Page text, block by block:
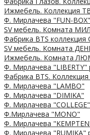
Ижмебель. Коллекция
Ф. Мирлачева "FUN-BOX"
SV мебель. Комната
Фабрика BTS
SV мебель. Комната
Ижмебель. Комната
Ф. Мирлачева "LIBERTY"
Фабрика BTS.
Ф. Мирлачева "LAMBO"
Ф. Мирлачева "DIMIKA"
Ф. Мирлачева
Ф.Мирлачева "MONO"
Ф. Мирлачева
Ф. Мирлачева "RUMIKA"